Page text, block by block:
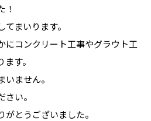
！
まいります。
にコンクリート工事やグラウト工
す。
ません。
さい。
とうございました。